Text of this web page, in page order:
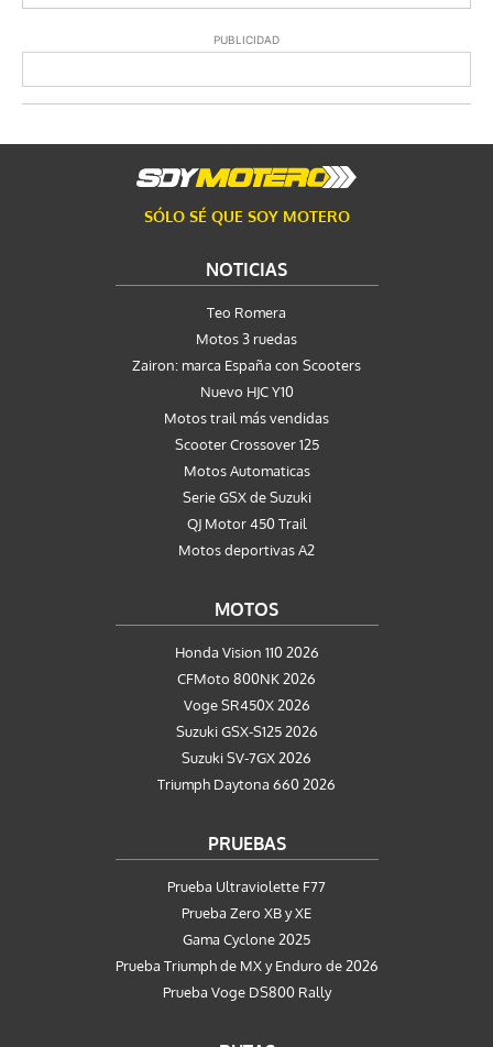
PUBLICIDAD
SÓLO SÉ QUE SOY MOTERO
NOTICIAS
Teo Romera
Motos 3 ruedas
Zairon: marca España con Scooters
Nuevo HJC Y10
Motos trail más vendidas
Scooter Crossover 125
Motos Automaticas
Serie GSX de Suzuki
QJ Motor 450 Trail
Motos deportivas A2
MOTOS
Honda Vision 110 2026
CFMoto 800NK 2026
Voge SR450X 2026
Suzuki GSX-S125 2026
Suzuki SV-7GX 2026
Triumph Daytona 660 2026
PRUEBAS
Prueba Ultraviolette F77
Prueba Zero XB y XE
Gama Cyclone 2025
Prueba Triumph de MX y Enduro de 2026
Prueba Voge DS800 Rally